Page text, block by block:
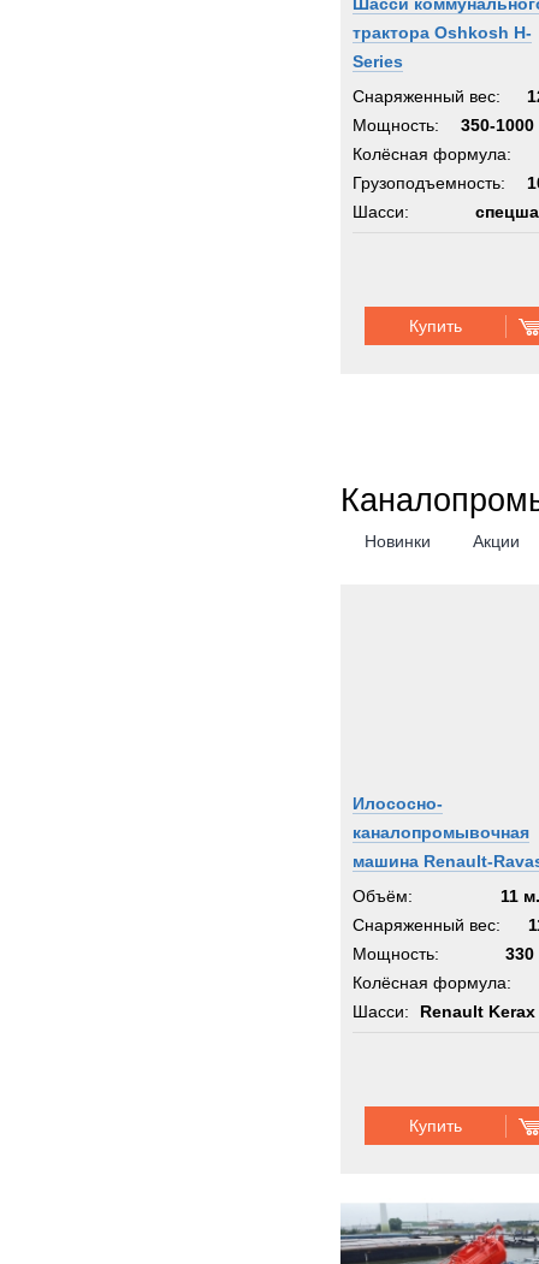
трактора Oshkosh H-
Series
Снаряженный вес:
Мощность:
350-1000
Колёсная формула:
Грузоподъемность:
Шасси:
Купить
Новинки Акции
Илососно-
каналопромывочная
машина Renault-
Объём:
11
Снаряженный вес:
Мощность:
330
Колёсная формула:
Шасси:
Renault Kerax
Купить